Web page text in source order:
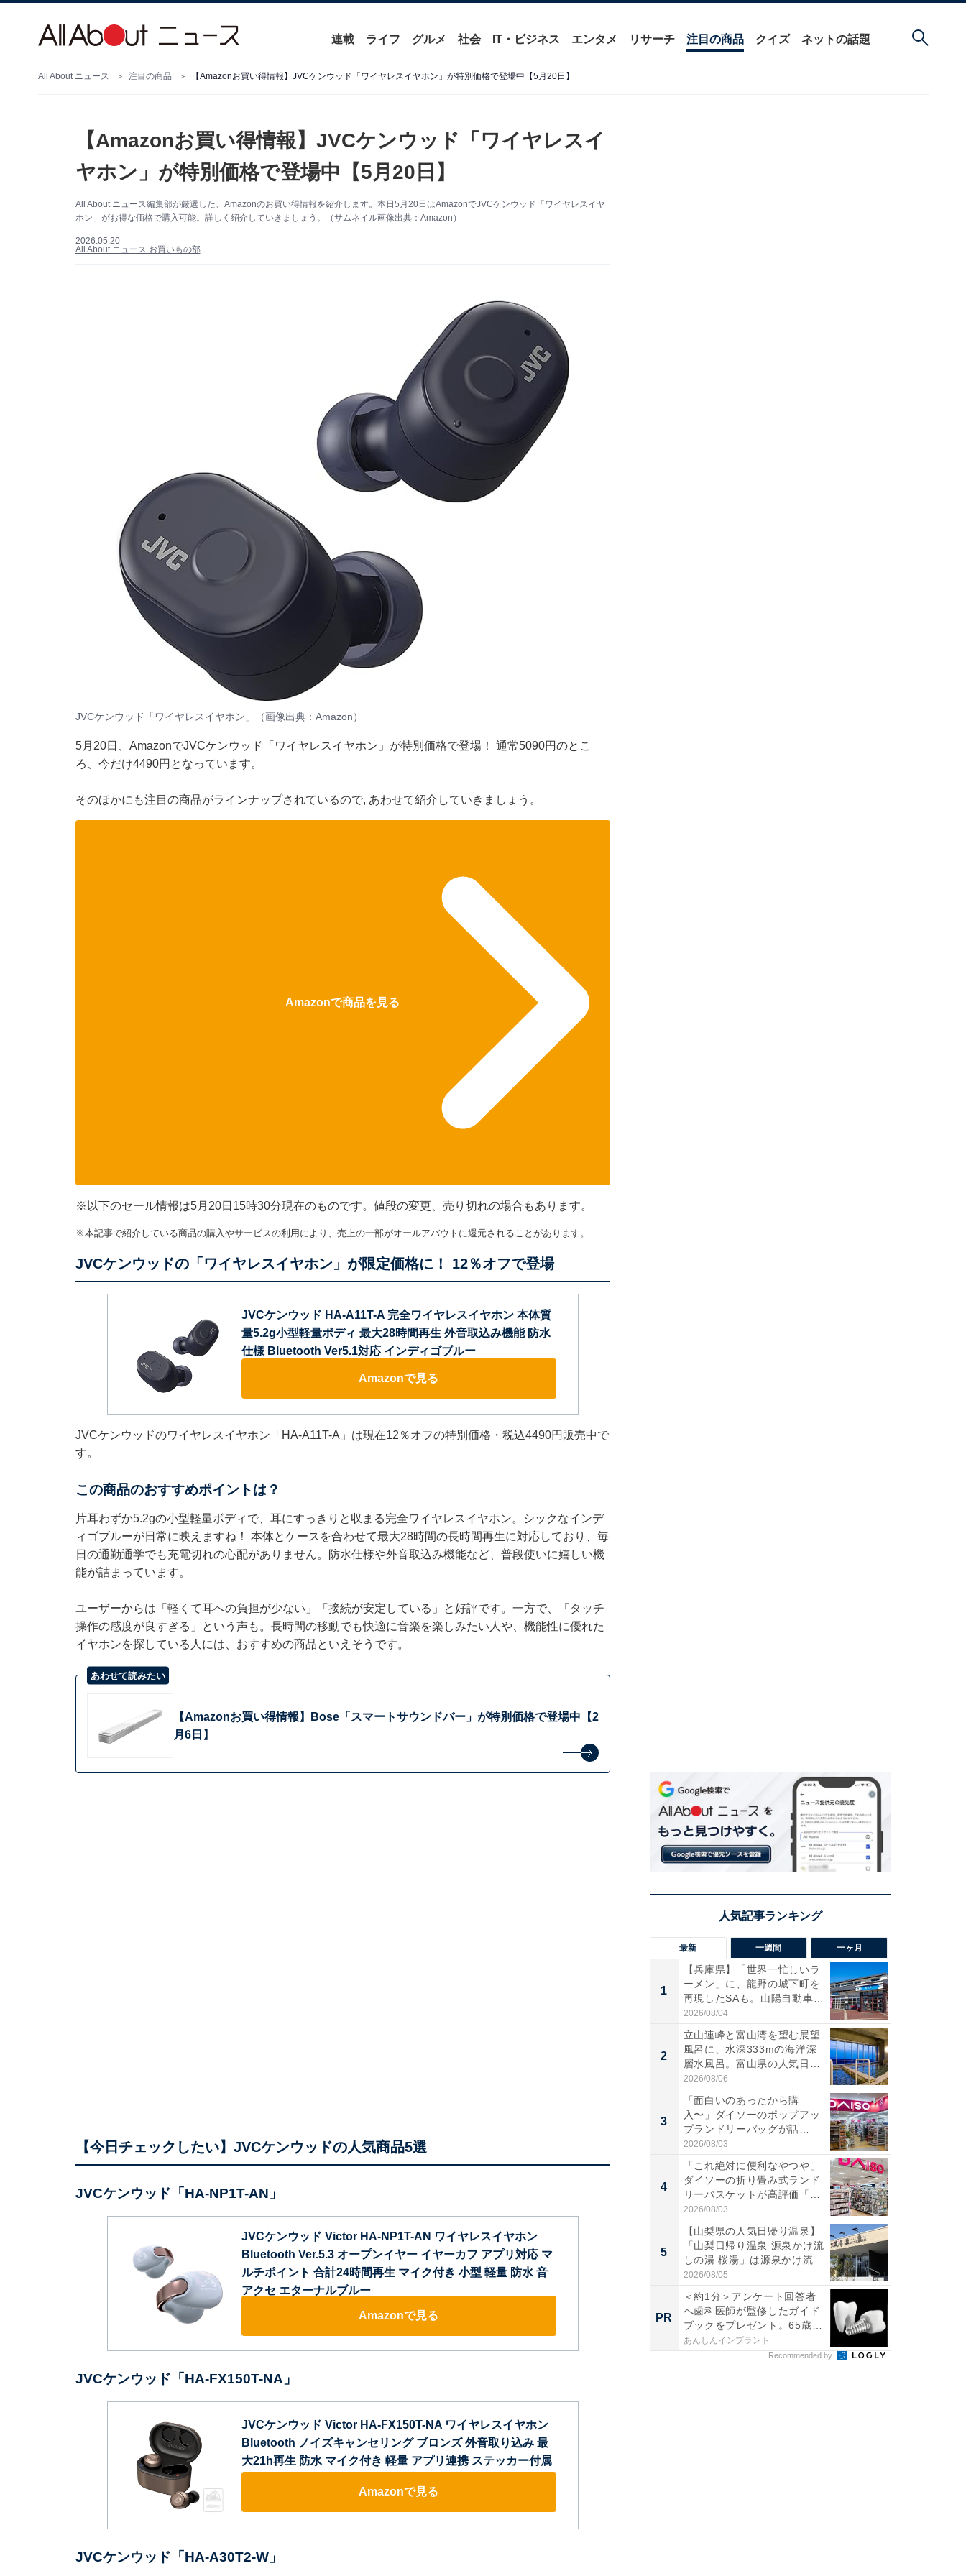
連載 ライフ グルメ 社会 IT・ビジネス エンタメ リサーチ 注目の商品 クイズ ネットの話題
All About ニュース 注目の商品 【Amazonお買い得情報】JVCケンウッド「ワイヤレスイヤホン」が特別価格で登場中【5月20日】
【Amazonお買い得情報】JVCケンウッド「ワイヤレスイ
ヤホン」が特別価格で登場中【5月20日】
All About ニュース編集部が厳選した、Amazonのお買い得情報を紹介します。本日5月20日はAmazonでJVCケンウッド「ワイヤレスイヤ
ホン」がお得な価格で購入可能。詳しく紹介していきましょう。（サムネイル画像出典：Amazon）
2026.05.20
All About ニュース お買いもの部
JVCケンウッド「ワイヤレスイヤホン」（画像出典：Amazon）
5月20日、 AmazonでJVCケンウッド「ワイヤレスイヤホン」が特別価格で登場！ 通常5090円のとこ
ろ、今だけ4490円となっています。
そのほかにも注目の商品がラインナップされているので, あわせて紹介していきましょう。
Amazonで商品を見る
※以下のセール情報は5月20日15時30分現在のものです。値段の変更、売り切れの場合もあります。
※本記事で紹介している商品の購入やサービスの利用により、売上の一部がオールアバウトに還元されることがあります。
JVCケンウッドの「ワイヤレスイヤホン」が限定価格に！ 12％オフで登場
JVCケンウッド HA-A11T-A 完全ワイヤレスイヤホン 本体質
量5.2g小型軽量ボディ 最大28時間再生 外音取込み機能 防水
仕様 Bluetooth Ver5.1対応 インディゴブルー
Amazonで見る
JVCケンウッドのワイヤレスイヤホン「HA-A11T-A」は現在12％オフの特別価格・税込4490円販売中で
す。
この商品のおすすめポイントは？
片耳わずか5.2gの小型軽量ボディで、耳にすっきりと収まる完全ワイヤレスイヤホン。シックなインデ
ィゴブルーが日常に映えますね！ 本体とケースを合わせて最大28時間の長時間再生に対応しており、毎
日の通勤通学でも充電切れの心配がありません。防水仕様や外音取込み機能など、普段使いに嬉しい機
能が詰まっています。
ユーザーからは「軽くて耳への負担が少ない」「接続が安定している」と好評です。一方で、「タッチ
操作の感度が良すぎる」という声も。長時間の移動でも快適に音楽を楽しみたい人や、機能性に優れた
イヤホンを探している人には、おすすめの商品といえそうです。
あわせて読みたい
【Amazonお買い得情報】Bose「スマートサウンドバー」が特別価格で登場中【2
月6日】
【今日チェックしたい】JVCケンウッドの人気商品5選
JVCケンウッド「HA-NP1T-AN」
JVCケンウッド Victor HA-NP1T-AN ワイヤレスイヤホン
Bluetooth Ver.5.3 オープンイヤー イヤーカフ アプリ対応 マ
ルチポイント 合計24時間再生 マイク付き 小型 軽量 防水 音
アクセ エターナルブルー
Amazonで見る
JVCケンウッド「HA-FX150T-NA」
JVCケンウッド Victor HA-FX150T-NA ワイヤレスイヤホン
Bluetooth ノイズキャンセリング ブロンズ 外音取り込み 最
大21h再生 防水 マイク付き 軽量 アプリ連携 ステッカー付属
Amazonで見る
JVCケンウッド「HA-A30T2-W」
最新 一週間 一ヶ月
1
【兵庫県】「世界一忙しいラ
ーメン」に、龍野の城下町を
再現したSAも。山陽自動車
道...
2026/08/04
2
立山連峰と富山湾を望む展望
風呂に、水深333mの海洋深
層水風呂。富山県の人気日
帰...
2026/08/06
3
「面白いのあったから購
入〜」ダイソーのポップアッ
プランドリーバッグが話
題。“さま...
2026/08/03
4
「これ絶対に便利なやつや」
ダイソーの折り畳み式ランド
リーバスケットが高評価「使
わ...
2026/08/03
5
【山梨県の人気日帰り温泉】
「山梨日帰り温泉 源泉かけ流
しの湯 桜湯」は源泉かけ流...
2026/08/05
PR
＜約1分＞アンケート回答者
へ歯科医師が監修したガイド
ブックをプレゼント。65歳
以...
あんしんインプラント
Recommended by